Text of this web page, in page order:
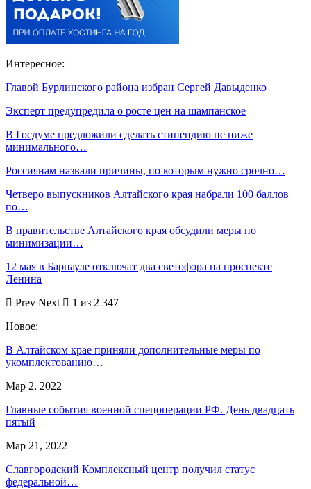
Интересное:
Главой Бурлинского района избран Сергей Давыденко
Эксперт предупредила о росте цен на шампанское
В Госдуме предложили сделать стипендию не ниже
минимального…
Россиянам назвали причины, по которым нужно срочно…
Четверо выпускников Алтайского края набрали 100 баллов
по…
В правительстве Алтайского края обсудили меры по
минимизации…
12 мая в Барнауле отключат два светофора на проспекте
Ленина
Prev Next
1 из 2 347
Новое:
В Алтайском крае приняли дополнительные меры по
укомплектованию…
Мар 2, 2022
Главные события военной спецоперации РФ. День двадцать
пятый
Мар 21, 2022
Славгородский Комплексный центр получил статус
федеральной…